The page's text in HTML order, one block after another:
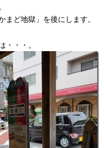
まど地獄」を後にします。
・・・。